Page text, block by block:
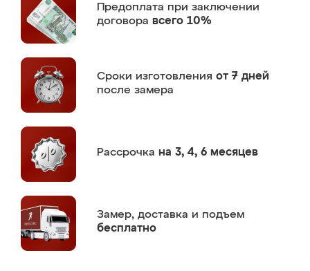
Предоплата при заключении
договора всего 10%
Сроки изготовления от 7 дней
после замера
Рассрочка на 3, 4, 6 месяцев
Замер, доставка и подъем
бесплатно